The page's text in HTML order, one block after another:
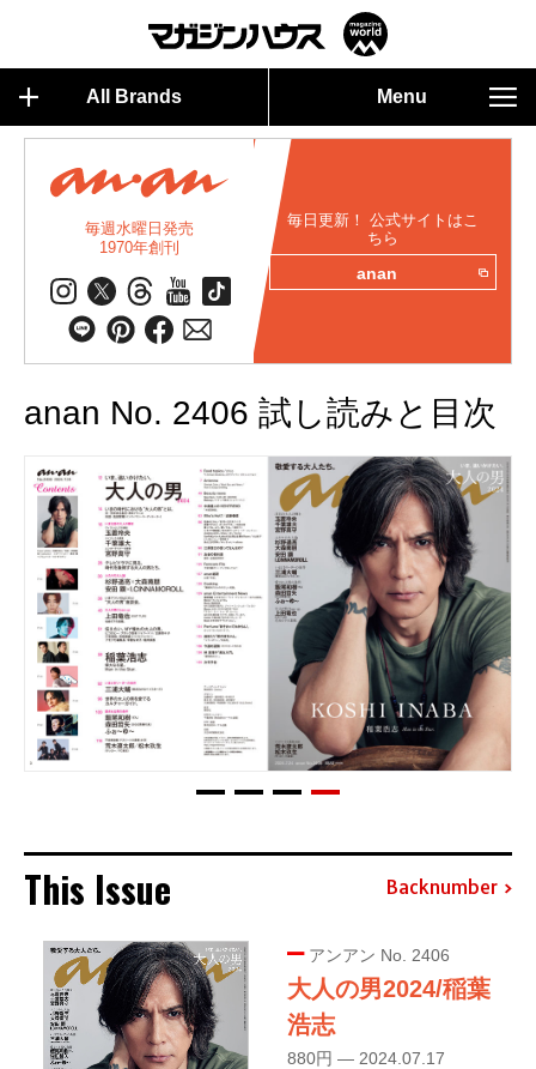
All Brands Menu
毎週水曜日発売
1970年創刊
毎日更新！ 公式サイトはこ
ちら
anan
anan No. 2406 試し読みと目次
This Issue Backnumber
アンアン No. 2406
大人の男2024/稲葉
浩志
880円 — 2024.07.17